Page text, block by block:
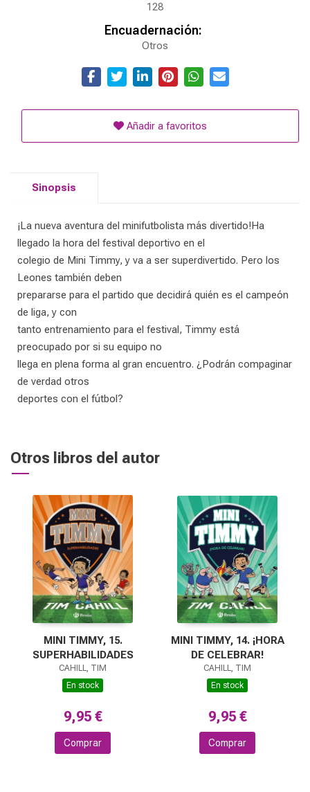
128
Encuadernación:
Otros
Añadir a favoritos
Sinopsis
¡La nueva aventura del minifutbolista más divertido!Ha
llegado la hora del festival deportivo en el
colegio de Mini Timmy, y va a ser superdivertido. Pero los
Leones también deben
prepararse para el partido que decidirá quién es el campeón
de liga, y con
tanto entrenamiento para el festival, Timmy está
preocupado por si su equipo no
llega en plena forma al gran encuentro. ¿Podrán compaginar
de verdad otros
deportes con el fútbol?
Otros libros del autor
MINI TIMMY, 15.
SUPERHABILIDADES
CAHILL, TIM
En stock
9,95 €
Comprar
MINI TIMMY, 14. ¡HORA
DE CELEBRAR!
CAHILL, TIM
En stock
9,95 €
Comprar